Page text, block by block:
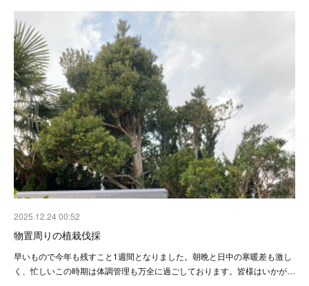
2025.12.24 00:52
物置周りの植栽伐採
早いもので今年も残すこと1週間となりました。朝晩と日中の寒暖差も激し
く、忙しいこの時期は体調管理も万全に過ごしております。皆様はいかが…